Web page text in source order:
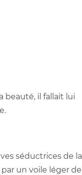
beauté, il fallait lui
séductrices de la
un voile léger de